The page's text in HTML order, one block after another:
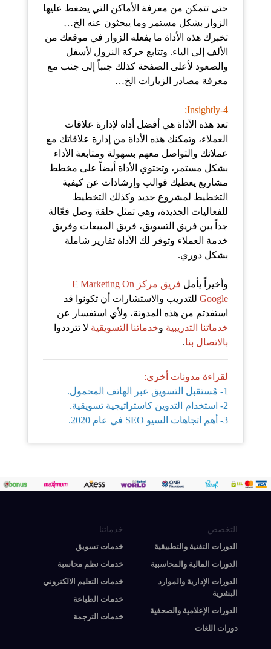
حتى تتمكن من معرفة الأماكن التي يضغط عليها
الزوار بشكل مستمر وما يبحثون عنه الخ…
تخبرك هذه الأداة ما يفعله الزوار في موقعك من
الألف إلى الياء. وتتابع حركة النزول لأسفل
والصعود لأعلى الصفحة كذلك جنباً إلى جنب مع
معرفة مصادر الزيارات الخ…
4-Insightly:
تعد هذه الأداة هي أفضل أداة لإدارة علاقات
العملاء، وتمكنك هذه الأداة من إدارة علاقاتك مع
عملائك والتواصل معهم بسهولة ومتابعة الأداء
بشكل مستمر، وتحتوي الأداة أيضاً على مخطط
مشاريع يعطيك قوالب وإرشادات عن كيفية
التخطيط لمشروع جديد وكذلك التخطيط
للفعاليات الجديدة، وهي تمثل حلقة وصل فعّالة
جداً بين فريق التسويق، فريق المبيعات وفريق
خدمة العملاء وتوفر لك الأداة تقارير شاملة
بشكل دوري.
وأخيراً يأمل
فريق مركز E Marketing On
Google للتدريب والاستشارات أن تكونوا قد
استفدتم من هذه المدونة، ولأي استفسار عن
خدماتنا التدريبية وخدماتنا التسويقية لا تترددوا
بالاتصال بنا.
لقراءة مدونات أخرى:
1- مُستقبل التسويق عبر الهاتف المحمول.
2- استخدام التدوين كاستراتيجية تسويقية.
3- أهم اتجاهات السيو SEO في عام 2020.
التخصص
الدورات التقنية والتطبيقية
الدورات المالية والمحاسبية
الدورات الإدارية والموارد
البشرية
الدورات الإعلامية والصحفية
دورات اللغات
خدماتنا
خدمات تسويق
خدمات نظم محاسبة
خدمات التعليم الالكتروني
خدمات الطباعة
خدمات الترجمة